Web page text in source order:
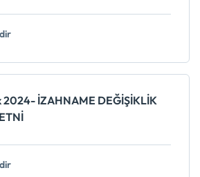
2024- İZAHNAME DEĞİŞİKLİK